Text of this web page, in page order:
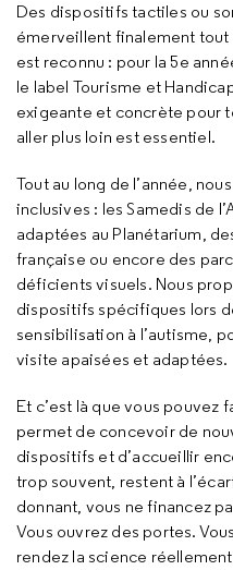
Des dispositifs tactiles ou
émerveillent finalement
est reconnu : pour la 5e
le label Tourisme et
exigeante et concrète pour
aller plus loin est essentiel.
Tout au long de l’année,
inclusives : les Samedis de
adaptées au Planétarium,
française ou encore des
déficients visuels. Nous
dispositifs spécifiques lors
sensibilisation à l’autisme,
visite apaisées et adaptées.
Et c’est là que vous pouvez
permet de concevoir de
dispositifs et d’accueillir
trop souvent, restent à
donnant, vous ne financez
Vous ouvrez des portes.
rendez la science